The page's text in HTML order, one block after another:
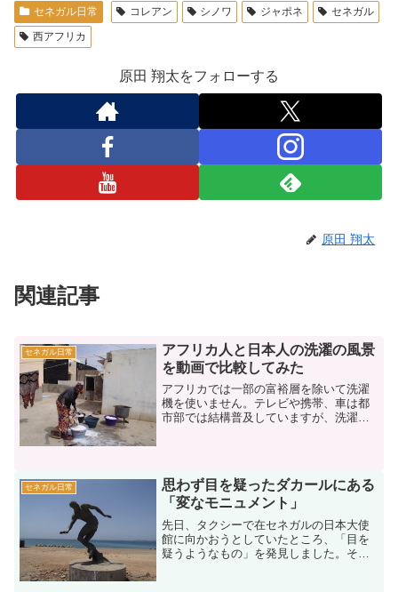
セネガル日常 コレアン シノワ ジャポネ
セネガル
西アフリカ
原田 翔太をフォローする
原田 翔太
関連記事
セネガル日常
アフリカ人と日本人の洗濯の風景
を動画で比較してみた
アフリカでは一部の富裕層を除いて洗濯
機を使いません。テレビや携帯、車は都
市部では結構普及していますが、洗濯機
濯機が普及しない理由〜・...
セネガル日常
思わず目を疑ったダカールにある
「変なモニュメント」
先日、タクシーで在セネガルの日本大使
館に向かおうとしていたところ、「目を
疑うようなもの」を発見しました。その